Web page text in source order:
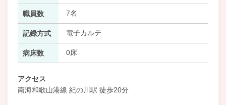
職員数 7名
記録方式 電子カルテ
病床数 0床
アクセス
南海和歌山港線 紀の川駅 徒歩20分